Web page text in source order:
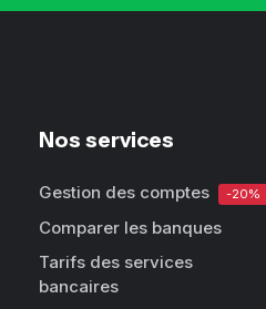
Nos services
Gestion des comptes -20%
Comparer les banques
Tarifs des services
bancaires